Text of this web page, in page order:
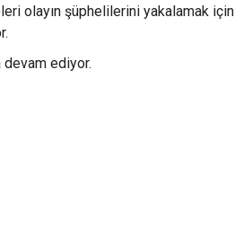
olayın şüphelilerini yakalamak için
ediyor.